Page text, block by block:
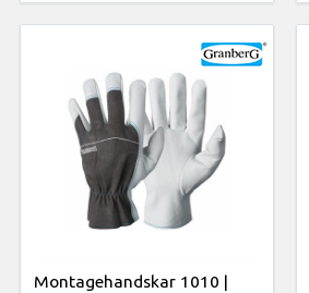
Montagehandskar 1010 |